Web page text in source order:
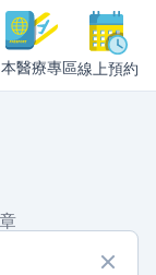
醫療專區線上預約